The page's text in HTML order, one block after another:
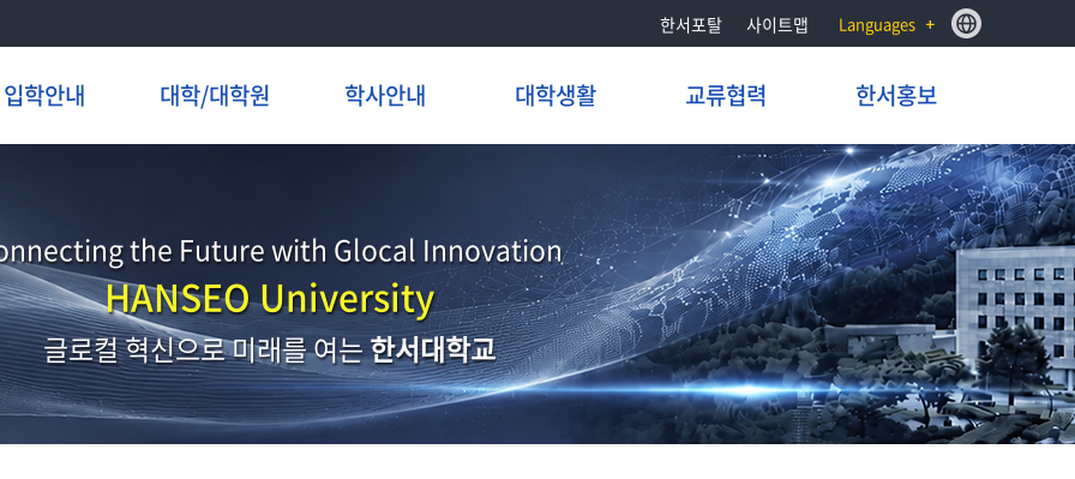
한서포탈 사이트맵 Languages
입학안내 대학/대학원 학사안내 대학생활 교류협력 한서홍보
the Future with Glocal Innovation
HANSEO University
글로컬 혁신으로 미래를 여는한서대학교